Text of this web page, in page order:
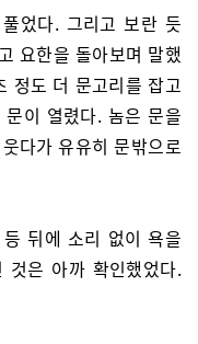
었다. 그리고 보란 듯
요한을 돌아보며 말했
정도 더 문고리를 잡고
이 열렸다. 놈은 문을
다가 유유히 문밖으로
뒤에 소리 없이 욕을
것은 아까 확인했었다.